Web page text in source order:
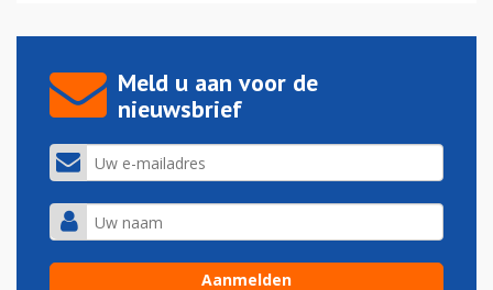
Meld u aan voor de
nieuwsbrief